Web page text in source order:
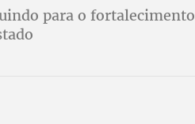
para o fortalecimento